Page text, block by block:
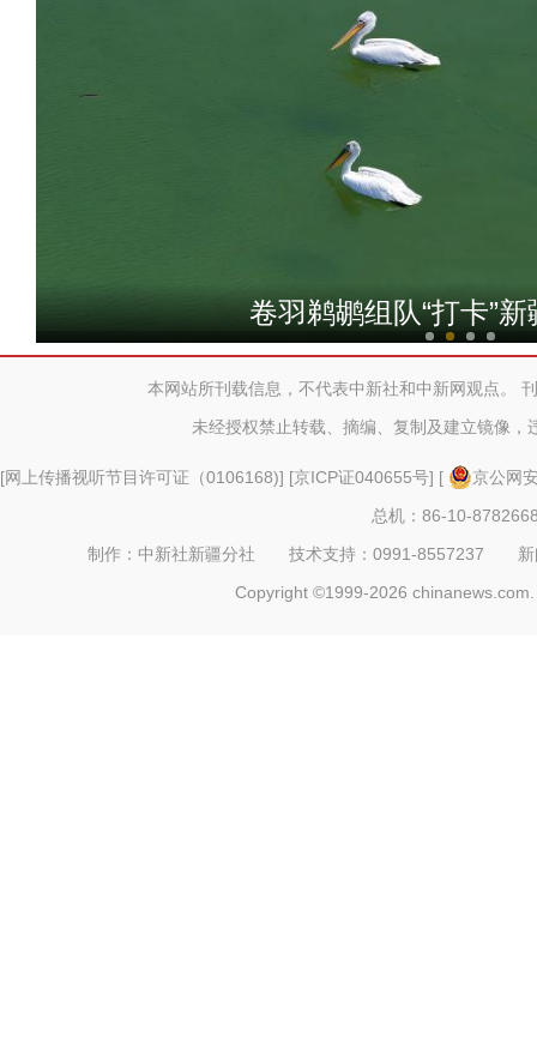
新疆文创“小羊”热卖 游客
卷羽鹈鹕组队“打卡”
本网站所刊载信息，不代表中新社和中新网观点。
未经授权禁止转载、摘编、复制及建立镜像，
[网上传播视听节目许可证（0106168)] [京ICP证040655号] [
京公网
总机：86-10-
制作：中新社新疆分社 技术支持：0991-8557237
Copyright ©1999-2026